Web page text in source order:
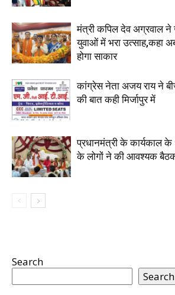
मंत्री कपिल देव अग्रवाल ने
युवाओं में भरा उत्साह,कहा
होगा साकार
कांग्रेस नेता अजय राय ने
की बात कही मिर्जापुर में
प्रधानमंत्री के कार्यकाल के 9
के लोगों ने की आवश्यक बैठक,
Search
Search